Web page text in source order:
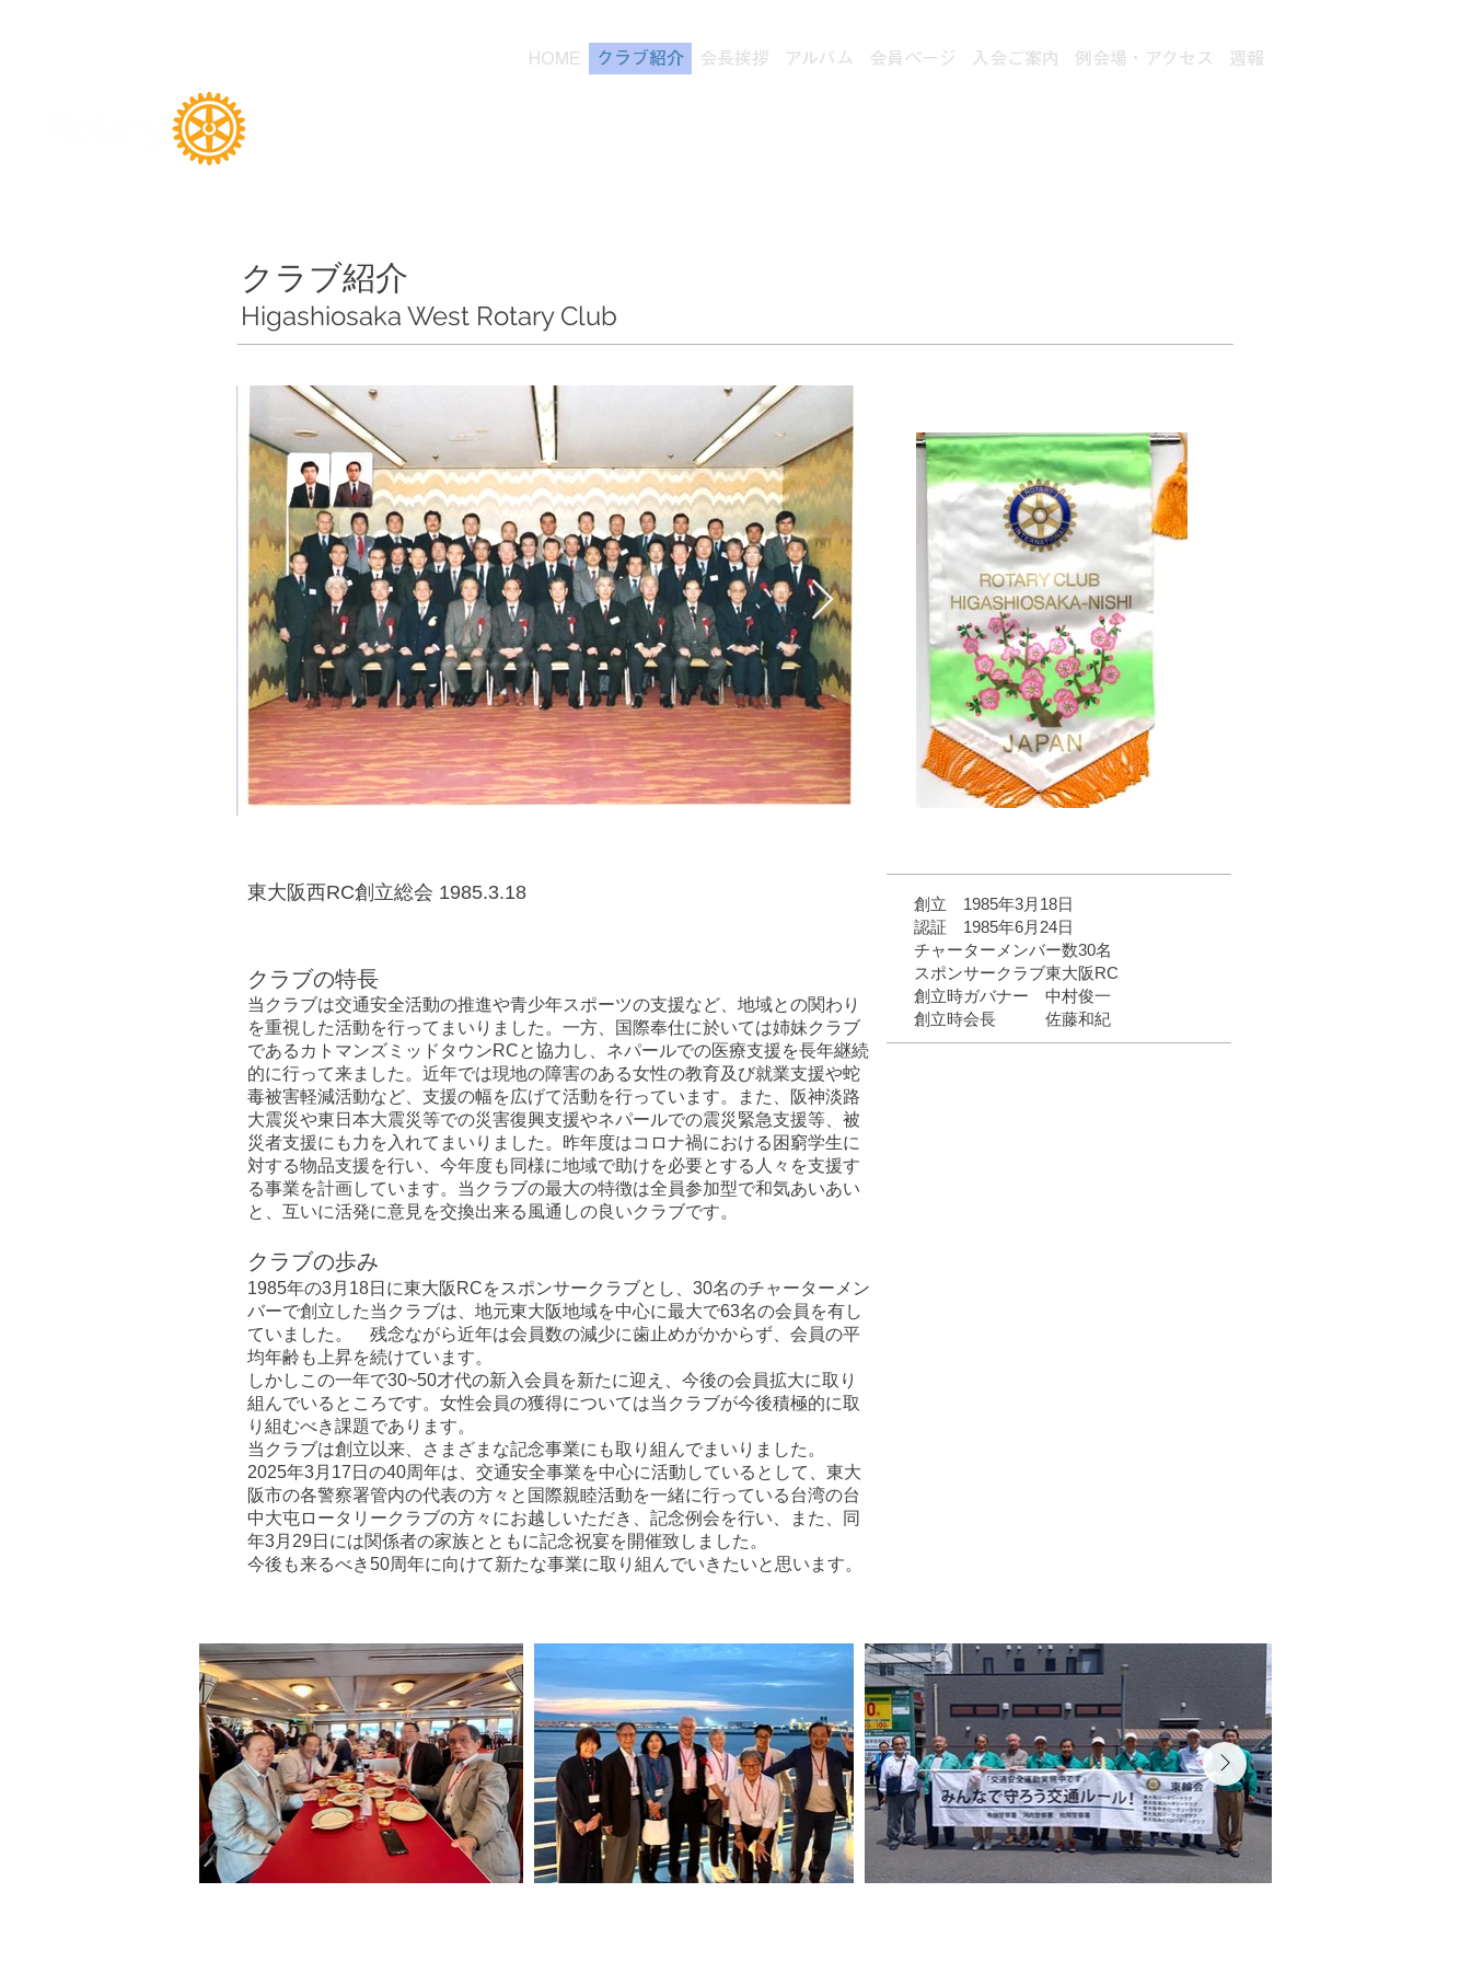
HOME クラブ紹介 会長挨拶 アルバム 会員ページ 入会ご案内 例会場・アクセス 週報
クラブ紹介
Higashiosaka West Rotary Club
東大阪西RC創立総会 1985.3.18
クラブの特長
当クラブは交通安全活動の推進や青少年スポーツの支援など、地域との関わり
を重視した活動を行ってまいりました。一方、国際奉仕に於いては姉妹クラブ
であるカトマンズミッドタウンRCと協力し、ネパールでの医療支援を長年継続
的に行って来ました。近年では現地の障害のある女性の教育及び就業支援や蛇
毒被害軽減活動など、支援の幅を広げて活動を行っています。また、阪神淡路
大震災や東日本大震災等での災害復興支援やネパールでの震災緊急支援等、被
災者支援にも力を入れてまいりました。昨年度はコロナ禍における困窮学生に
対する物品支援を行い、今年度も同様に地域で助けを必要とする人々を支援す
る事業を計画しています。当クラブの最大の特徴は全員参加型で和気あいあい
と、互いに活発に意見を交換出来る風通しの良いクラブです。
クラブの歩み
1985年の3月18日に東大阪RCをスポンサークラブとし、30名のチャーターメン
バーで創立した当クラブは、地元東大阪地域を中心に最大で63名の会員を有し
ていました。 残念ながら近年は会員数の減少に歯止めがかからず、会員の平
均年齢も上昇を続けています。
しかしこの一年で30~50才代の新入会員を新たに迎え、今後の会員拡大に取り
組んでいるところです。女性会員の獲得については当クラブが今後積極的に取
り組むべき課題であります。
当クラブは創立以来、さまざまな記念事業にも取り組んでまいりました。
2025年3月17日の40周年は、交通安全事業を中心に活動しているとして、東大
阪市の各警察署管内の代表の方々と国際親睦活動を一緒に行っている台湾の台
中大屯ロータリークラブの方々にお越しいただき、記念例会を行い、また、同
年3月29日には関係者の家族とともに記念祝宴を開催致しました。
今後も来るべき50周年に向けて新たな事業に取り組んでいきたいと思います。
創立 1985年3月18日
認証 1985年6月24日
チャーターメンバー数30名
スポンサークラブ東大阪RC
創立時ガバナー 中村俊一
創立時会長 佐藤和紀